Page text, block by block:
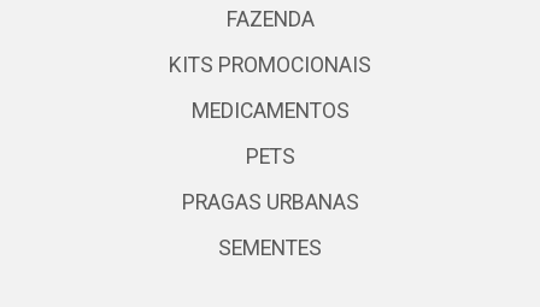
FAZENDA
KITS PROMOCIONAIS
MEDICAMENTOS
PETS
PRAGAS URBANAS
SEMENTES